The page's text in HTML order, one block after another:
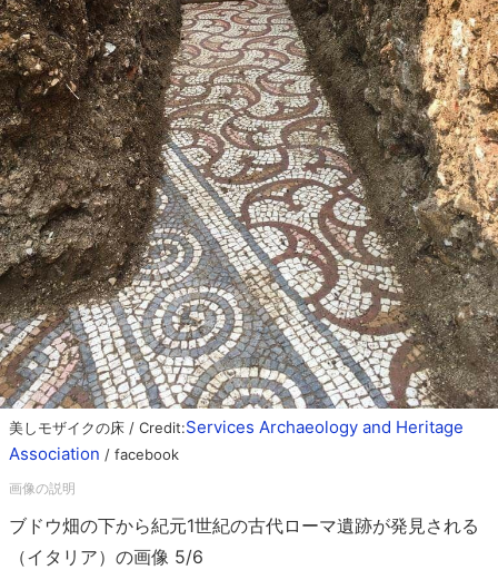
美しモザイクの床 / Credit:Services Archaeology and Heritage
Association / facebook
ブドウ畑の下から紀元1世紀の古代ローマ遺跡が発見される
（イタリア）の画像 5/6